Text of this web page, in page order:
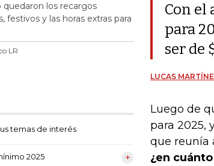
quedaron los recargos
festivos y las horas extras para
LR
temas de interés
2025
Con el
para
ser de
LUCAS
Luego de
para 2025,
que reunía
¿en